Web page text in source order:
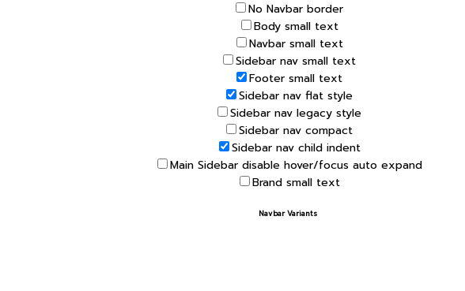
No Navbar border
Body small text
Navbar small text
Sidebar nav small text
Footer small text
Sidebar nav flat style
Sidebar nav legacy style
Sidebar nav compact
Sidebar nav child indent
Main Sidebar disable hover/focus auto expand
Brand small text
Navbar Variants